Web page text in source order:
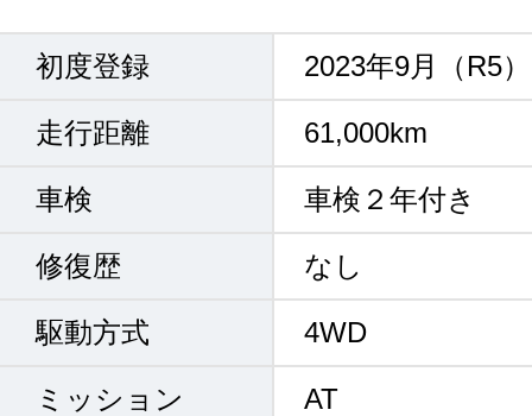
初度登録 2023年9月（R5）
走行距離 61,000km
車検 車検２年付き
修復歴 なし
駆動方式 4WD
ミッション AT